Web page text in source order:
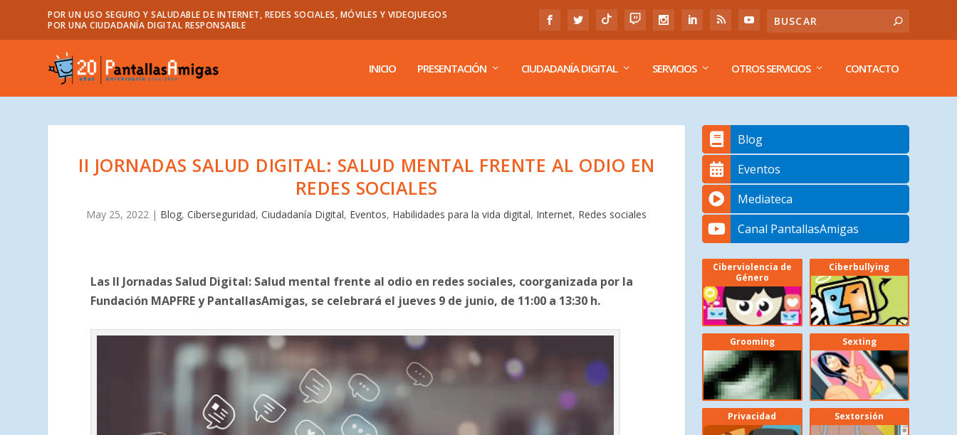
POR UN USO SEGURO Y SALUDABLE DE INTERNET, REDES SOCIALES, MÓVILES Y VIDEOJUEGOS
POR UNA CIUDADANÍA DIGITAL RESPONSABLE
INICIO PRESENTACIÓN CIUDADANÍA DIGITAL SERVICIOS OTROS SERVICIOS CONTACTO
II JORNADAS SALUD DIGITAL: SALUD MENTAL FRENTE AL ODIO EN
REDES SOCIALES
May 25, 2022 | Blog,Ciberseguridad,Ciudadanía Digital, Eventos, Habilidades para la vida digital, Internet, Redes sociales
Las II Jornadas Salud Digital: Salud mental frente al odio en redes sociales, coorganizada por la
Fundación MAPFRE y PantallasAmigas, se celebrará el jueves 9 de junio, de 11:00 a 13:30 h.
Blog
Eventos
Mediateca
Canal PantallasAmigas
Ciberviolencia de
Género
Ciberbullying
Grooming Sexting
Privacidad Sextorsión